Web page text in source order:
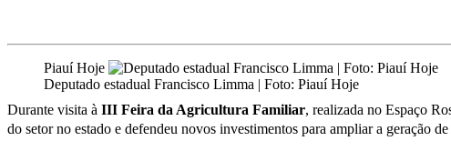
Piauí Hoje
Deputado estadual Francisco Limma | Foto: Piauí Hoje
Durante visita à III Feira da Agricultura Familiar, realizada no Espaço
do setor no estado e defendeu novos investimentos para ampliar a geração